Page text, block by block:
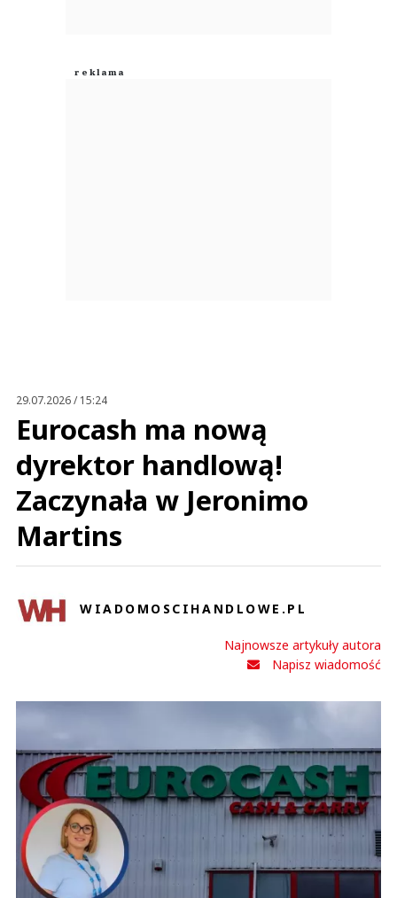
29.07.2026 / 15:24
Eurocash ma nową
dyrektor handlową!
Zaczynała w Jeronimo
Martins
WIADOMOSCIHANDLOWE.PL
Najnowsze artykuły autora
Napisz wiadomość